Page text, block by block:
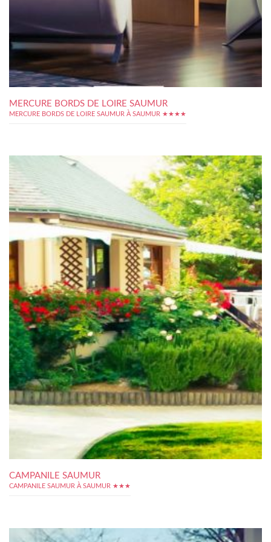
MERCURE BORDS DE LOIRE SAUMUR
MERCURE BORDS DE LOIRE SAUMUR À SAUMUR ★★★★
CAMPANILE SAUMUR
CAMPANILE SAUMUR À SAUMUR ★★★